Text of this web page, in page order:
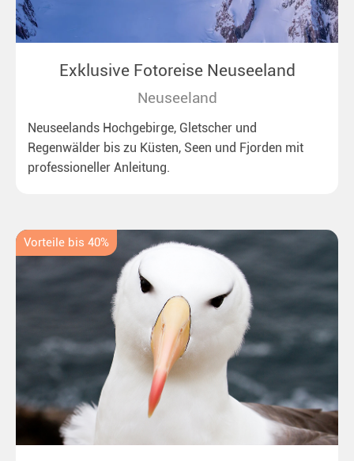
Exklusive Fotoreise Neuseeland
Neuseeland
Neuseelands Hochgebirge, Gletscher und
Regenwälder bis zu Küsten, Seen und Fjorden mit
professioneller Anleitung.
Vorteile bis 40%